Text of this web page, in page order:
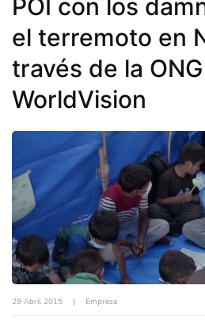
POI con los
el terremoto en
través de la ONG
WorldVision
29 Abril 2015 | Empresa